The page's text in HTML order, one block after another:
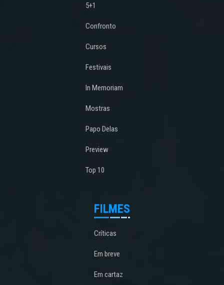
5+1
Confronto
Cursos
Festivais
In Memoriam
Mostras
Papo Delas
Preview
Top 10
FILMES
Críticas
Em breve
Em cartaz